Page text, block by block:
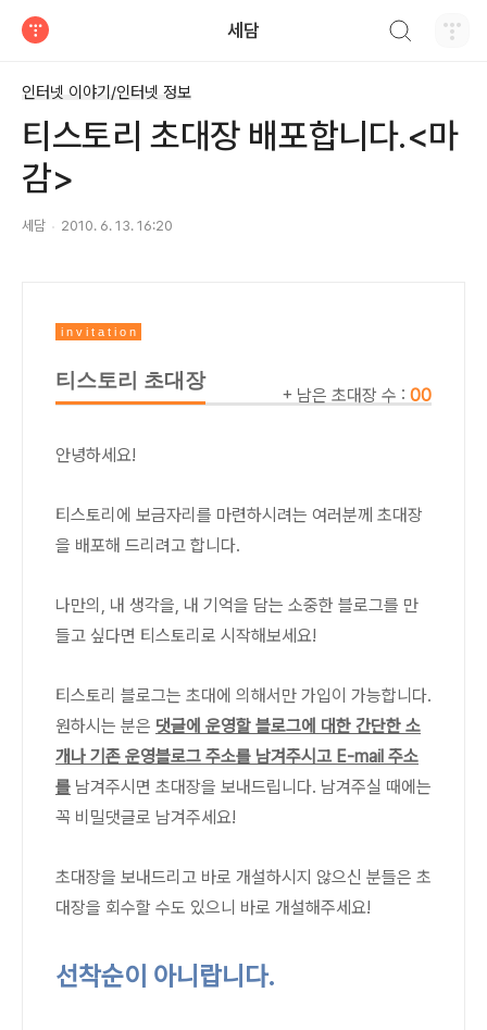
세담
인터넷 이야기/인터넷 정보
티스토리 초대장 배포합니다.<마
감>
세담 2010. 6. 13. 16:20
i n v i t a t i o n
티스토리 초대장
+ 남은 초대장 수 : 00
안녕하세요!
티스토리에 보금자리를 마련하시려는 여러분께 초대장
을 배포해 드리려고 합니다.
나만의, 내 생각을, 내 기억을 담는 소중한 블로그를 만
들고 싶다면 티스토리로 시작해보세요!
티스토리 블로그는 초대에 의해서만 가입이 가능합니다.
원하시는 분은 댓글에 운영할 블로그에 대한 간단한 소
개나 기존 운영블로그 주소를 남겨주시고 E-mail 주소
를 남겨주시면 초대장을 보내드립니다. 남겨주실 때에는
꼭 비밀댓글로 남겨주세요!
초대장을 보내드리고 바로 개설하시지 않으신 분들은 초
대장을 회수할 수도 있으니 바로 개설해주세요!
선착순이 아니랍니다.